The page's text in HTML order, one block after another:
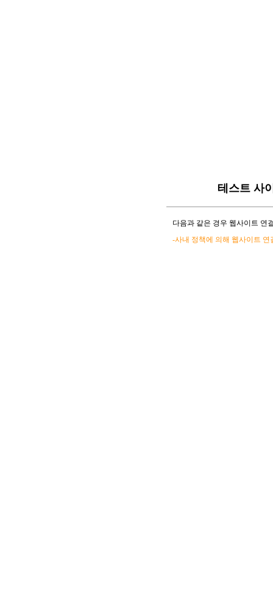
테스트 사
다음과 같은 경우 웹사이트 연
-사내 정책에 의해 웹사이트